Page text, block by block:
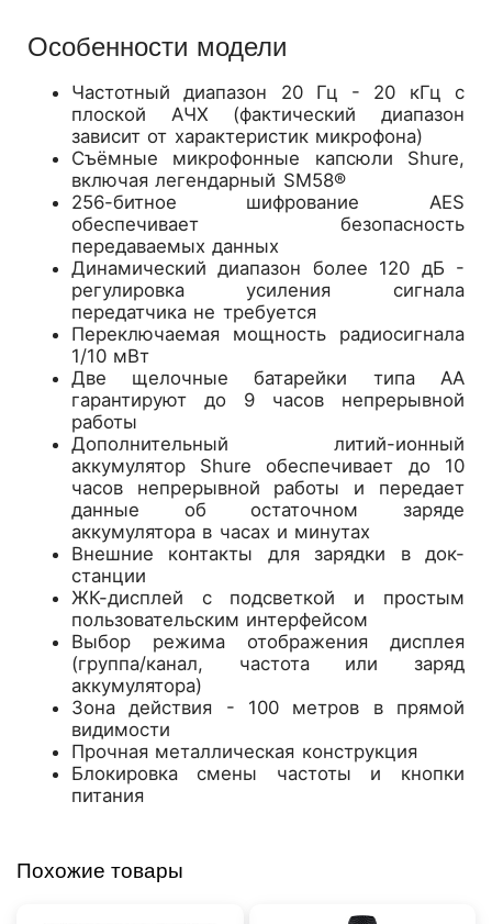
Особенности модели
Частотный диапазон 20 Гц - 20 кГц с
плоской АЧХ (фактический диапазон
зависит от характеристик микрофона)
Съёмные микрофонные капсюли Shure,
включая легендарный SM58®
256-битное шифрование AES
обеспечивает безопасность
передаваемых данных
Динамический диапазон более 120 дБ -
регулировка усиления сигнала
передатчика не требуется
Переключаемая мощность радиосигнала
1/10 мВт
Две щелочные батарейки типа АА
гарантируют до 9 часов непрерывной
работы
Дополнительный литий-ионный
аккумулятор Shure обеспечивает до 10
часов непрерывной работы и передает
данные об остаточном заряде
аккумулятора в часах и минутах
Внешние контакты для зарядки в док-
станции
ЖК-дисплей с подсветкой и простым
пользовательским интерфейсом
Выбор режима отображения дисплея
(группа/канал, частота или заряд
аккумулятора)
Зона действия - 100 метров в прямой
видимости
Прочная металлическая конструкция
Блокировка смены частоты и кнопки
питания
Похожие товары